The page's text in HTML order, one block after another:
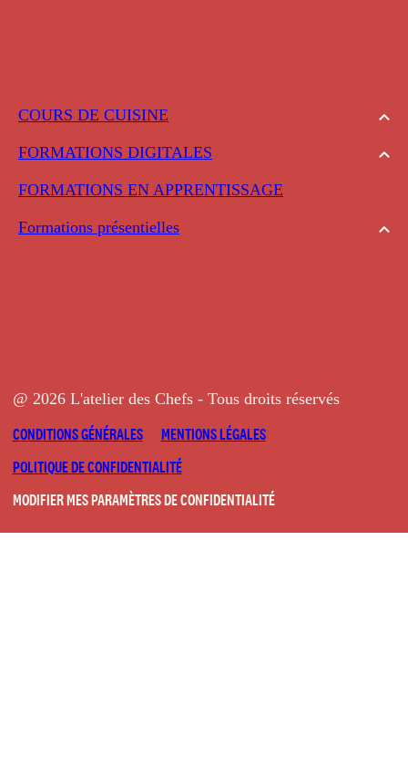
COURS DE CUISINE
FORMATIONS DIGITALES
FORMATIONS EN APPRENTISSAGE
Formations présentielles
@ 2026 L'atelier des Chefs - Tous droits réservés
CONDITIONS GÉNÉRALES
MENTIONS LÉGALES
POLITIQUE DE CONFIDENTIALITÉ
MODIFIER MES PARAMÈTRES DE CONFIDENTIALITÉ